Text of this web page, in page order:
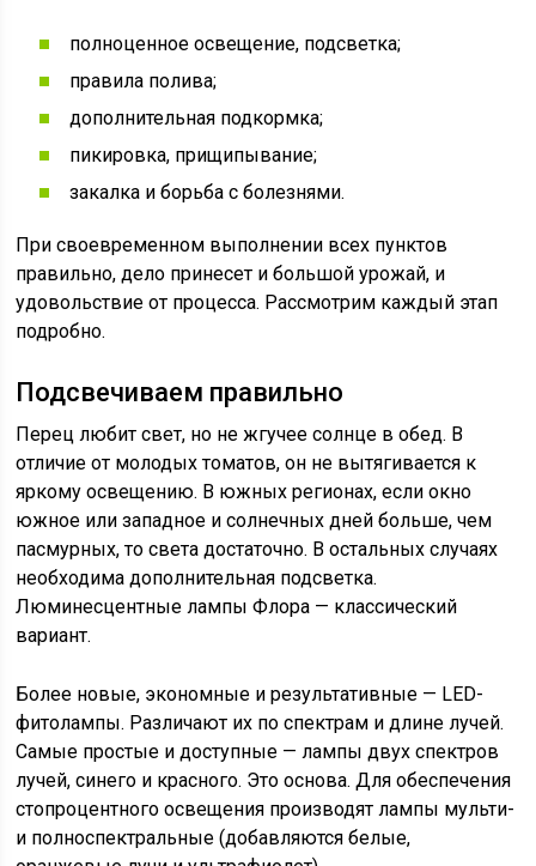
полноценное освещение, подсветка;
правила полива;
дополнительная подкормка;
пикировка, прищипывание;
закалка и борьба с болезнями.
При своевременном выполнении всех пунктов
правильно, дело принесет и большой урожай, и
удовольствие от процесса. Рассмотрим каждый этап
подробно.
Подсвечиваем правильно
Перец любит свет, но не жгучее солнце в обед. В
отличие от молодых томатов, он не вытягивается к
яркому освещению. В южных регионах, если окно
южное или западное и солнечных дней больше, чем
пасмурных, то света достаточно. В остальных случаях
необходима дополнительная подсветка.
Люминесцентные лампы Флора — классический
вариант.
Более новые, экономные и результативные — LED-
фитолампы. Различают их по спектрам и длине лучей.
Самые простые и доступные — лампы двух спектров
лучей, синего и красного. Это основа. Для обеспечения
стопроцентного освещения производят лампы мульти-
и полноспектральные (добавляются белые,